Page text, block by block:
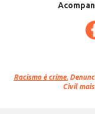
Racismo é crime.
Civil